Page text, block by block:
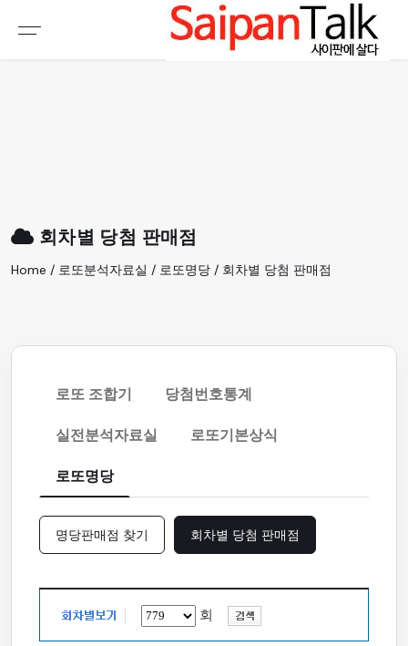
회차별 당첨 판매점
Home / 로또분석자료실 / 로또명당 / 회차별 당첨 판매점
로또 조합기
당첨번호통계
실전분석자료실
로또기본상식
로또명당
명당판매점 찾기 회차별 당첨 판매점
회
여행정보
생활정보
갤러리 & 동영상